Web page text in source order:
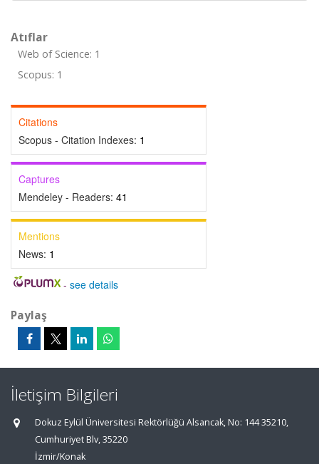
Atıflar
Web of Science: 1
Scopus: 1
Citations
Scopus - Citation Indexes: 1
Captures
Mendeley - Readers: 41
Mentions
News: 1
- see details
Paylaş
İletişim Bilgileri
Dokuz Eylül Üniversitesi Rektörlüğü Alsancak, No: 144 35210,
Cumhuriyet Blv, 35220
İzmir/Konak